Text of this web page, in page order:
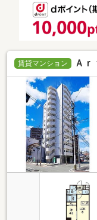
賃貸マンション Ａ